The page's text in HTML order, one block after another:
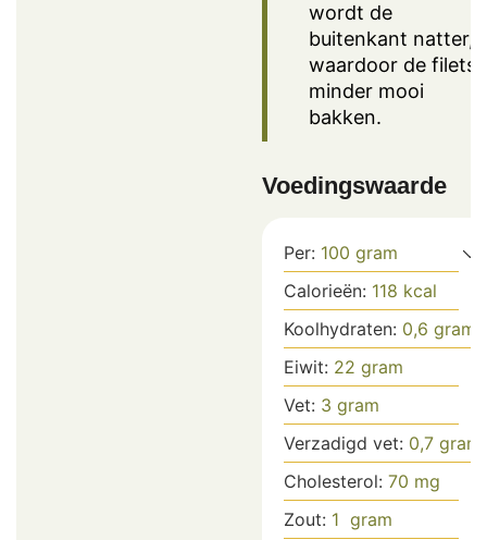
wordt de
buitenkant natter,
waardoor de filets
minder mooi
bakken.
Voedingswaarde
Per: 100 gram
Calorieën: 118 kcal
Koolhydraten: 0,6 gram
Eiwit: 22 gram
Vet: 3 gram
Verzadigd vet: 0,7 gram
Cholesterol: 70 mg
Zout: 1 gram